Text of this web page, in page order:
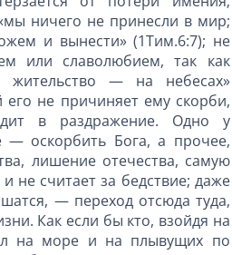
ничего не принесли в мир;
и вынести» (1Тим.6:7); не
или славолюбием, так как
— на небесах»
не причиняет ему скорби,
в раздражение. Одно у
— оскорбить Бога, а прочее,
лишение отечества, самую
не считает за бедствие; даже
— переход отсюда туда,
Как если бы кто, взойдя на
на море и на плывущих по